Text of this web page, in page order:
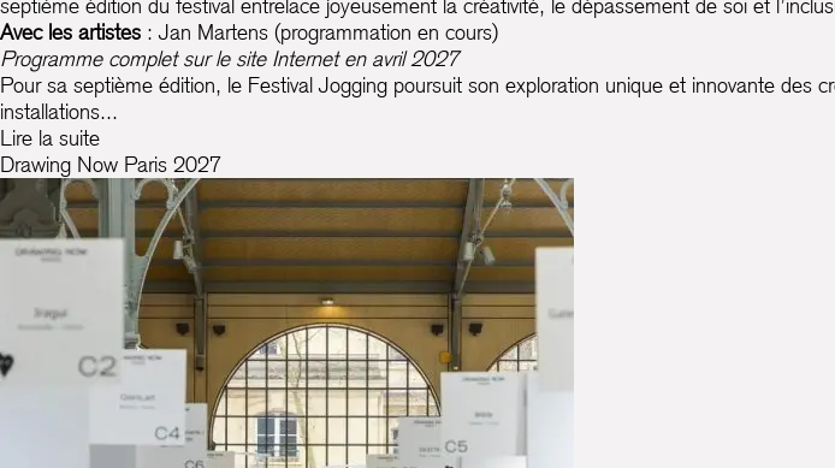
septième édition du festival entrelace joyeusement la créativité, le dépassement de soi et
Avec les artistes : Jan Martens (programmation en cours)
Programme complet sur le site Internet en avril 2027
Pour sa septième édition, le Festival Jogging poursuit son exploration unique et innovante
installations...
Lire la suite
Drawing Now Paris 2027